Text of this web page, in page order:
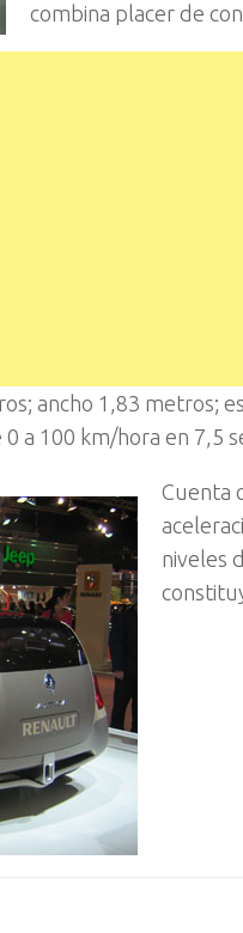
combina placer de
ancho 1,83 metros;
a 100 km/hora en 7,5
Cuenta
niveles